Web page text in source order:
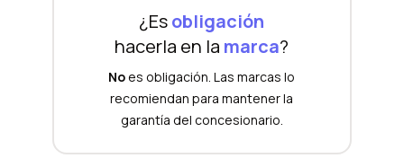
¿Esobligación
hacerla en la marca?
Noes obligación. Las marcas lo
recomiendan para mantener la
garantía del concesionario.